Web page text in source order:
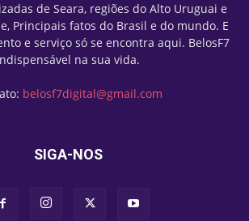
de Seara, regiões do Alto Uruguai e
Principais fatos do Brasil e do mundo. E
e serviço só se encontra aqui. BelosF7
na sua vida.
belosf7digital@gmail.com
SIGA-NOS